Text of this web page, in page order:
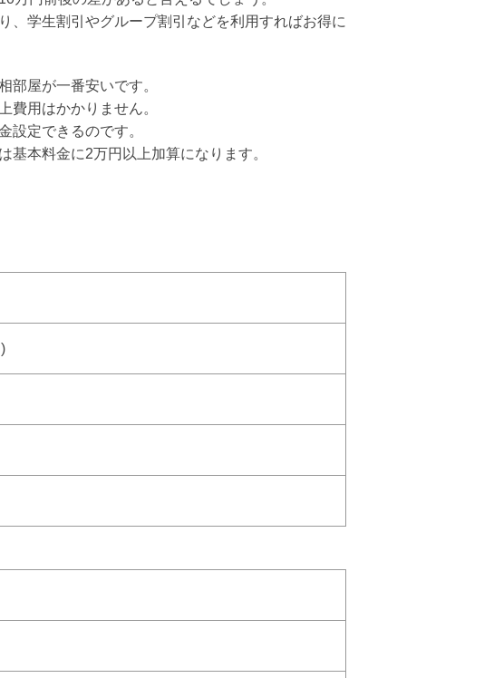
、学生割引やグループ割引などを利用すればお得に
部屋が一番安いです。
費用はかかりません。
設定できるのです。
本料金に2万円以上加算になります。